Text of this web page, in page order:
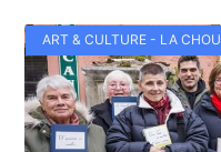
ART & CULTURE - LA